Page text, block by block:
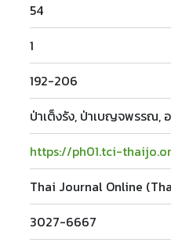
54
1
192-206
ป่าเต็งรัง, ป่าเบญจพรรณ,
https://ph01.tci-
Thai Journal Online
3027-6667